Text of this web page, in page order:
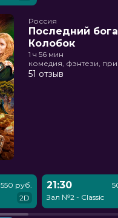
Россия
Последний
Колобок
1 ч 56 мин
комедия, фэнтези,
51 отзыв
550 руб.
2D
21:30
Зал №2 - Classic